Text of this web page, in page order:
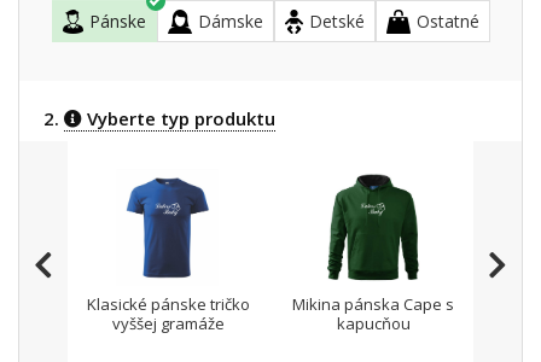
Pánske Dámske Detské Ostatné
2. Vyberte typ produktu
Klasické pánske tričko
vyššej gramáže
Mikina pánska Cape s
kapucňou